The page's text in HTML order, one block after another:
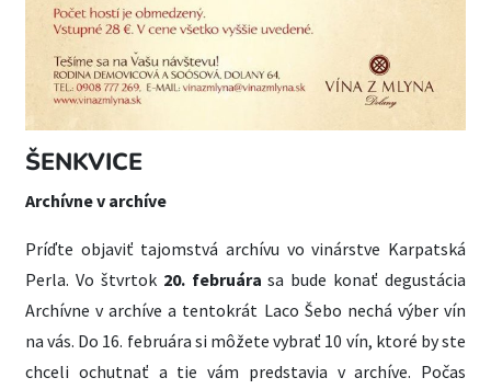
ŠENKVICE
Archívne v archíve
Príďte objaviť tajomstvá archívu vo vinárstve Karpatská
Perla. Vo štvrtok 20. februára sa bude konať degustácia
Archívne v archíve a tentokrát Laco Šebo nechá výber vín
na vás. Do 16. februára si môžete vybrať 10 vín, ktoré by ste
chceli ochutnať a tie vám predstavia v archíve. Počas